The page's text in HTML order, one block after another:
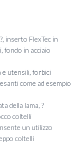
inserto FlexTec in
fondo in acciaio
e utensili, forbici
come ad esempio
della lama, ?
coltelli
un utilizzo
coltelli